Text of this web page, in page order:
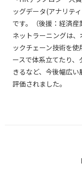
ッグデータ(アナリテ
です。（後援：経済産
ネットラーニングは
ックチェーン技術を
ースで体系立てたり
きるなど、今後幅広
評価されました。